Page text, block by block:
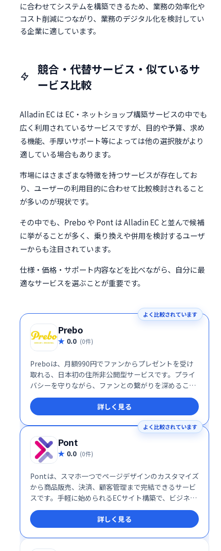
に合わせてシステムを構築できるため、業務の効率化や
コスト削減につながり、業務のデジタル化を検討してい
る企業に適しています。
競合・代替サービス・似ているサ
ービス比較
Alladin EC は EC・ネットショップ構築サービスの中でも
広く利用されているサービスですが、目的や予算、求め
る機能、手厚いサポート等によっては他の選択肢がより
適している場合もあります。
市場にはさまざまな特徴を持つサービスが存在してお
り、ユーザーの利用目的に合わせて比較検討されること
が多いのが現状です。
その中でも、Prebo や Pont は Alladin EC と並んで候補
に挙がることが多く、乗り換えや併用を検討するユーザ
ーからも注目されています。
仕様・価格・サポート内容などを比べながら、自分に最
適なサービスを選ぶことが重要です。
よく比較されています
Prebo
0.0 (0件)
Preboは、月額990円でファンからプレゼントを受け
取れる、日本初の住所非公開型サービスです。プライ
バシーを守りながら、ファンとの繋がりを深めること
ができます。安心してプレゼントを受け取り、感謝の
気持ちを伝えましょう。手軽に始められる、新しいフ
ァンとのコミュニケーションツールです。
詳しく見る
よく比較されています
Pont
0.0 (0件)
Pontは、スマホ一つでページデザインのカスタマイズ
から商品販売、決済、顧客管理まで完結できるサービ
スです。手軽に始められるECサイト構築で、ビジネス
の拡大をサポートします。多様な機能を備えながら
も、直感的な操作性で、初心者の方でも簡単に利用で
きます。
詳しく見る